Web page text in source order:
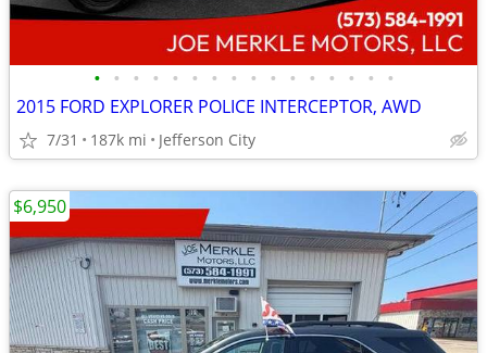
• • • • • • • • • • • • • • • •
2015 FORD EXPLORER POLICE INTERCEPTOR, AWD
7/31 187k mi Jefferson City
$6,950